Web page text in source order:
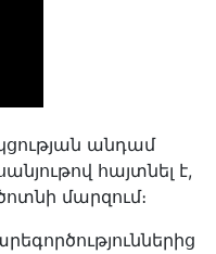
անդամ
հայտնել է,
մարզում։